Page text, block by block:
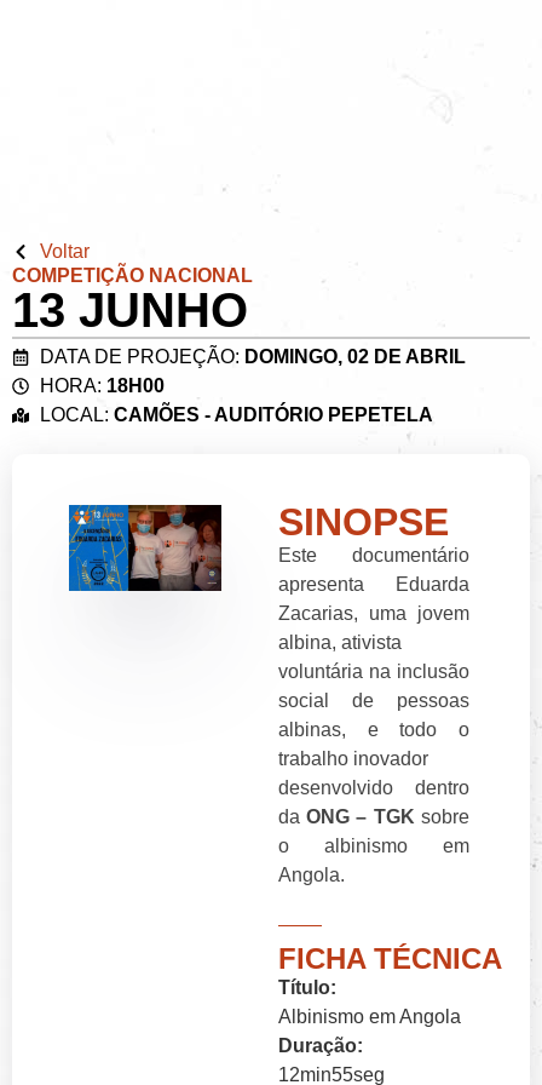
Voltar
COMPETIÇÃO NACIONAL
13 JUNHO
DATA DE PROJEÇÃO: DOMINGO, 02 DE ABRIL
HORA: 18H00
LOCAL: CAMÕES - AUDITÓRIO PEPETELA
SINOPSE
Este documentário
apresenta Eduarda
Zacarias, uma jovem
albina, ativista
voluntária na inclusão
social de pessoas
albinas, e todo o
trabalho inovador
desenvolvido dentro
daONG – TGK sobre
o albinismo em
Angola.
FICHA TÉCNICA
Título:
Albinismo em Angola
Duração:
12min55seg